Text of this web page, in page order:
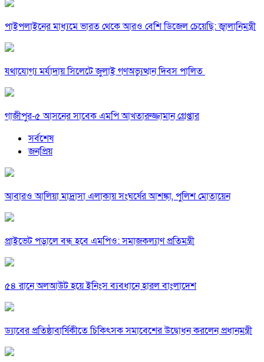
পাইপলাইনের মাধ্যমে ভারত থেকে আরও বেশি ডিজেল চেয়েছি: জ্বালানিমন্ত্রী
যথাযোগ্য মর্যাদায় সিলেটে জুলাই গণঅভ্যুত্থান দিবস পালিত
গাজীপুর-৫ আসনের সাবেক এমপি আখতারুজ্জামান গ্রেপ্তার
সর্বশেষ
জনপ্রিয়
আবারও আলিয়া মাদ্রাসা এলাকায় সংঘর্ষের আশঙ্কা, পুলিশ মোতায়েন
প্রাইভেট পড়ালে বন্ধ হবে এমপিও: সমাজকল্যাণ প্রতিমন্ত্রী
৫৪ রানে অলআউট হয়ে ইনিংস ব্যবধানে হারল বাংলাদেশ
ড্যাবের প্রতিষ্ঠাবার্ষিকীতে চিকিৎসক সমাবেশের উদ্বোধন করলেন প্রধানমন্ত্রী